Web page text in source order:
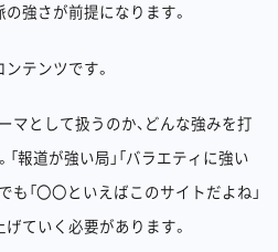
強さが前提になります。
テンツです。
マとして扱うのか、どんな強みを打
報道が強い局」「バラエティに強い
も「〇〇といえばこのサイトだよね」
ていく必要があります。